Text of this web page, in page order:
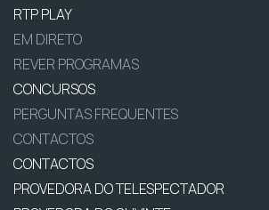
RTP PLAY
EM DIRETO
REVER PROGRAMAS
CONCURSOS
PERGUNTAS FREQUENTES
CONTACTOS
CONTACTOS
PROVEDORA DO TELESPECTADOR